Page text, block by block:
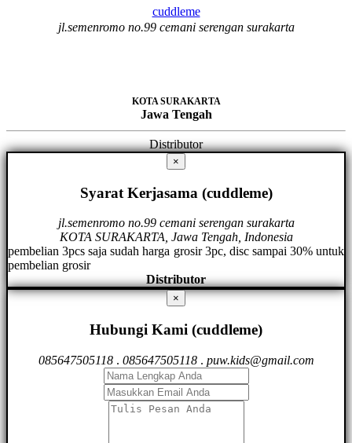
cuddleme
jl.semenromo no.99 cemani serengan surakarta
KOTA SURAKARTA
Jawa Tengah
Distributor
×
Syarat Kerjasama (cuddleme)
jl.semenromo no.99 cemani serengan surakarta
KOTA SURAKARTA, Jawa Tengah, Indonesia
pembelian 3pcs saja sudah harga grosir 3pc, disc sampai 30% untuk
pembelian grosir
Distributor
×
Hubungi Kami (cuddleme)
085647505118. 085647505118. puw.kids@gmail.com